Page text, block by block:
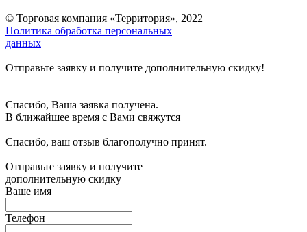
© Торговая компания «Территория», 2022
Политика обработка персональных
данных
Отправьте заявку и получите дополнительную скидку!
Спасибо, Ваша заявка получена.
В ближайшее время с Вами свяжутся
Спасибо, ваш отзыв благополучно принят.
Отправьте заявку и получите
дополнительную скидку
Ваше имя
Телефон